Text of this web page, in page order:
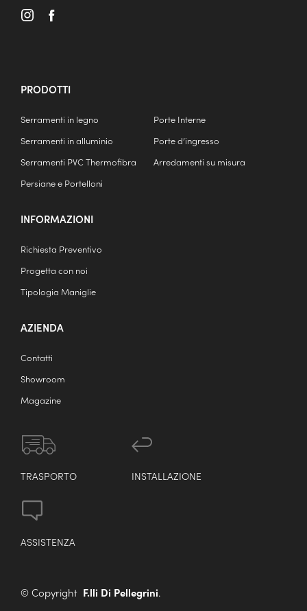
PRODOTTI
Serramenti in legno
Porte Interne
Serramenti in alluminio
Porte d’ingresso
Serramenti PVC Thermofibra
Arredamenti su misura
Persiane e Portelloni
INFORMAZIONI
Richiesta Preventivo
Progetta con noi
Tipologia Maniglie
AZIENDA
Contatti
Showroom
Magazine
TRASPORTO INSTALLAZIONE
ASSISTENZA
© Copyright F.lli Di Pellegrini.